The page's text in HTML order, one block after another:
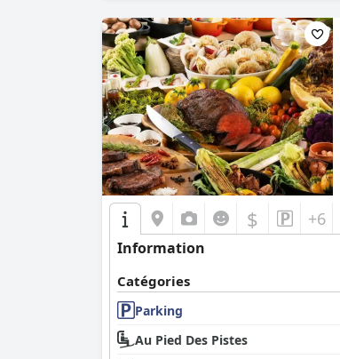
$ +6
Information
Catégories
Parking
Au Pied Des Pistes